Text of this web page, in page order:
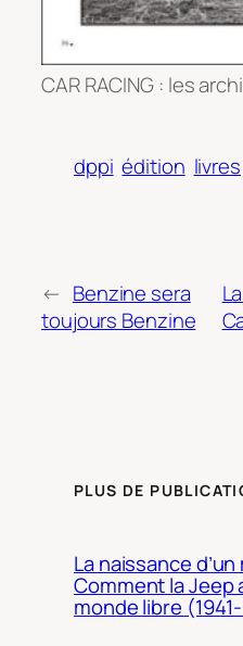
CAR RACING : les
dppi édition livres
← Benzine sera
toujours Benzine
PLUS DE
La naissance
Comment la Jeep
monde libre